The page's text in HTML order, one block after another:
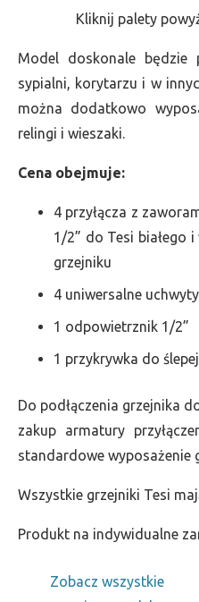
Kliknij palety
Model doskonale będzie
sypialni, korytarzu i w
można dodatkowo
relingi i wieszaki.
Cena obejmuje:
4 przyłącza z
1/2” do Tesi białego
grzejniku
4 uniwersalne
1 odpowietrznik 1/2”
1 przykrywka do
Do podłączenia grzejnika
zakup armatury
standardowe wyposażenie
Wszystkie grzejniki Tesi
Produkt na indywidualne
Zobacz wszystkie